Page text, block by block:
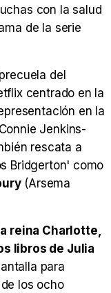
Tráiler 'Do Not Enter' (2026)
con la salud
de la serie
del
centrado en la
en la
Jenkins-
rescata a
Bridgerton' como
(Arsema
reina Charlotte,
libros de Julia
para
los ocho